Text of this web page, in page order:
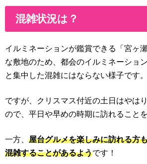
混雑状況は？
イルミネーションが鑑賞できる「宮ヶ
な敷地のため、都会のイルミネーショ
と集中した混雑にはならない様子です。
ですが、クリスマス付近の土日はやは
ので、平日や早めの時期に訪れること
一方、 屋台グルメを楽しみに訪れる方
混雑することがあるようです！